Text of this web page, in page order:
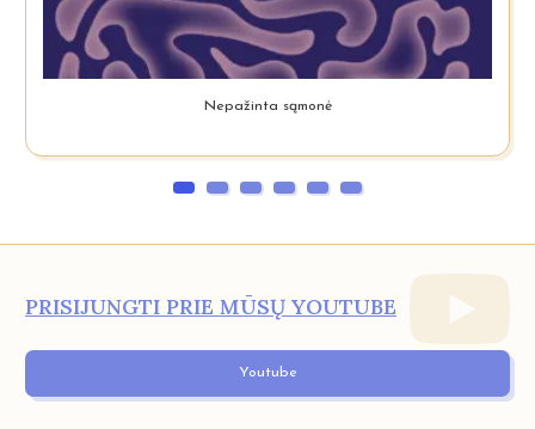
Nepažinta sąmonė
PRISIJUNGTI PRIE MŪSŲ YOUTUBE
Youtube